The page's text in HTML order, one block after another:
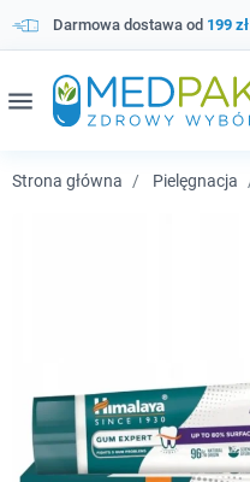
Darmowa dostawa od 199 zł
menu
Strona główna Pielęgnacja